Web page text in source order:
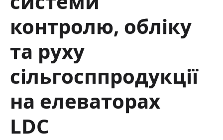
контролю, обліку
та руху
сільгосппродукції
на елеваторах
LDC